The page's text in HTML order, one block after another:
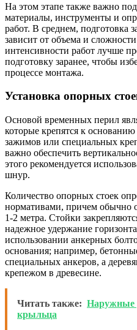
На этом этапе также важно
материалы, инструменты и
работ. В среднем, подготовка
зависит от объема и
интенсивности работ лучше
подготовку заранее, чтобы
процессе монтажа.
Установка опорных
Основой временных перил
которые крепятся к
зажимов или специальных
важно обеспечить
этого рекомендуется
шнур.
Количество опорных стоек
нормативами, причем обычно
1-2 метра. Стойки
надежное удержание
использовании анкерных
основания; например,
специальных анкеров, а
крепежом в древесине.
Читать также: Наружные
крыльца